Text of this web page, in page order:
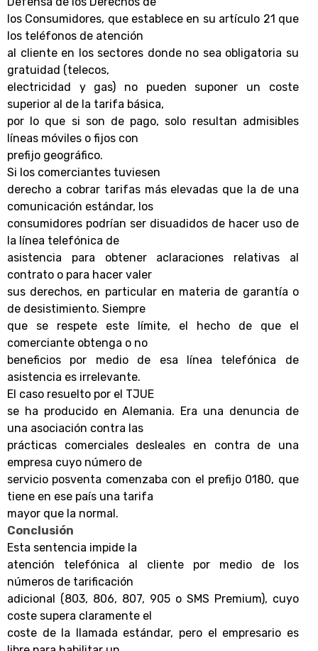
los Consumidores, que establece en su artículo 21 que
los teléfonos de atención
al cliente en los sectores donde no sea obligatoria su
gratuidad (telecos,
electricidad y gas) no pueden suponer un coste
superior al de la tarifa básica,
por lo que si son de pago, solo resultan admisibles
líneas móviles o fijos con
prefijo geográfico.
Si los comerciantes tuviesen
derecho a cobrar tarifas más elevadas que la de una
comunicación estándar, los
consumidores podrían ser disuadidos de hacer uso de
la línea telefónica de
asistencia para obtener aclaraciones relativas al
contrato o para hacer valer
sus derechos, en particular en materia de garantía o
de desistimiento. Siempre
que se respete este límite, el hecho de que el
comerciante obtenga o no
beneficios por medio de esa línea telefónica de
asistencia es irrelevante.
El caso resuelto por el TJUE
se ha producido en Alemania. Era una denuncia de
una asociación contra las
prácticas comerciales desleales en contra de una
empresa cuyo número de
servicio posventa comenzaba con el prefijo 0180, que
tiene en ese país una tarifa
mayor que la normal.
Conclusión
Esta sentencia impide la
atención telefónica al cliente por medio de los
números de tarificación
adicional (803, 806, 807, 905 o SMS Premium), cuyo
coste supera claramente el
coste de la llamada estándar, pero el empresario es